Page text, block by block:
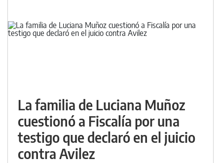
La familia de Luciana Muñoz
cuestionó a Fiscalía por una
testigo que declaró en el juicio
contra Avilez